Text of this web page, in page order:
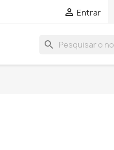
 Entrar
search